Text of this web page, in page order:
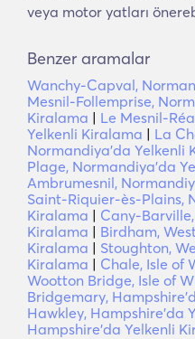
veya motor yatları
Benzer aramalar
Wanchy-Capval,
Mesnil-Follemprise,
Kiralama | Le Mesnil-
Yelkenli Kiralama | La
Normandiya'da Yelkenli
Plage, Normandiya'da
Ambrumesnil,
Saint-Riquier-ès-Plains,
Kiralama | Cany-
Kiralama | Birdham,
Kiralama | Stoughton,
Kiralama | Chale, Isle of
Wootton Bridge, Isle of
Bridgemary,
Hawkley, Hampshire'da
Hampshire'da Yelkenli